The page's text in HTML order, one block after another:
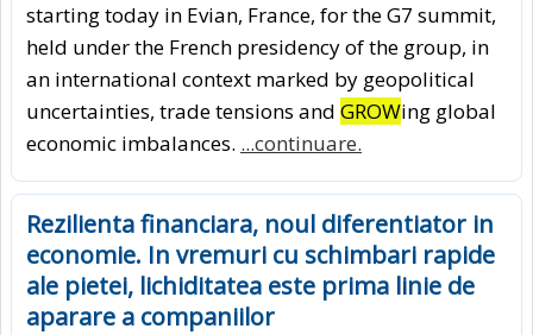
starting today in Evian, France, for the G7 summit,
held under the French presidency of the group, in
an international context marked by geopolitical
uncertainties, trade tensions and GROWing global
economic imbalances. ...continuare.
Rezilienta financiara, noul diferentiator in
economie. In vremuri cu schimbari rapide
ale pietei, lichiditatea este prima linie de
aparare a companiilor